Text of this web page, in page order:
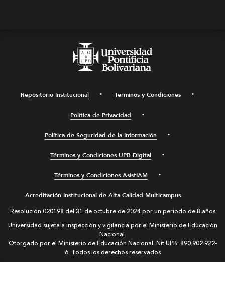
Repositorio Institucional Términos y Condiciones
Política de Privacidad
Política de Seguridad de la Información
Términos y Condiciones UPB Digital
Términos y Condiciones AsistIAM
Acreditación Institucional de Alta Calidad Multicampus.
Resolución 020198 del 31 de octubre de 2024 por un periodo de 8 años
Universidad sujeta a inspección y vigilancia por el Ministerio de Educación
Nacional.
Otorgado por el Ministerio de Educación Nacional. Nit UPB: 890.902.922-
6. Todos los derechos reservados